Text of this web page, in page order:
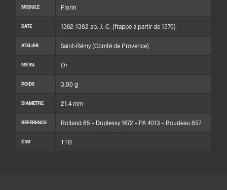
MODULE Florin
DATE 1362-1382 ap. J.-C. (frappé à partir de 1370)
ATELIER Saint-Rémy (Comté de Provence)
MÉTAL Or
POIDS 3.00 g
DIAMÈTRE 21.4 mm
RÉFÉRENCE Rolland 85 – Duplessy 1672 – PA 4013 – Boudeau 857
ÉTAT TTB